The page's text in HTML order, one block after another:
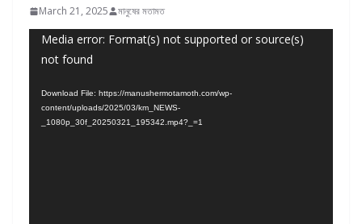
March 21, 2025 মানুষের মতামত
Video
Player
Media error: Format(s) not supported or source(s)
not found
Download File: https://manushermotamoth.com/wp-
content/uploads/2025/03/km_NEWS-
_1080p_30f_20250321_195342.mp4?_=1